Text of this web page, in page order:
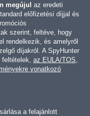
megújul az eredeti
előfizetési díjjal és
szerint, feltéve, hogy
rendelkezik, és amelyről
díjakról. A SpyHunter
az EULA/TOS
vonatkozó
a felajánlott